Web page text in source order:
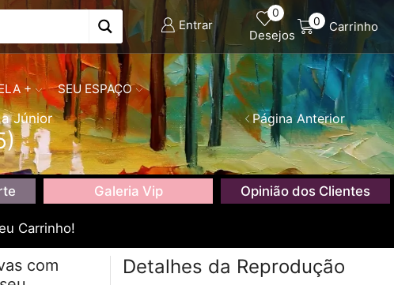
Entrar
0
Desejos
0 Carrinho
+ SEU ESPAÇO
Júnior Página Anterior
Galeria Vip Opinião dos Clientes
Carrinho!
com
Detalhes da Reprodução